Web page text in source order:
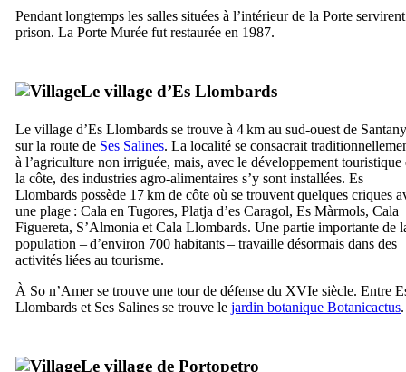
Pendant longtemps les salles situées à l’intérieur de la Porte
prison. La Porte Murée fut restaurée en 1987.
Le village d’Es Llombards
Le village d’Es Llombards se trouve à 4 km au sud-ouest de
sur la route de Ses Salines. La localité se consacrait
à l’agriculture non irriguée, mais, avec le développement touristique
la côte, des industries agro-alimentaires s’y sont installées. Es
Llombards possède 17 km de côte où se trouvent quelques criques
une plage : Cala en Tugores, Platja d’es Caragol, Es Màrmols, Cala
Figuereta, S’Almonia et Cala Llombards. Une partie importante de
population – d’environ 700 habitants – travaille désormais dans des
activités liées au tourisme.
À So n’Amerse trouve une tour de défense du XVIe siècle. Entre
Llombards et Ses Salines se trouve le jardin botanique Botanicactus.
Le village de Portopetro